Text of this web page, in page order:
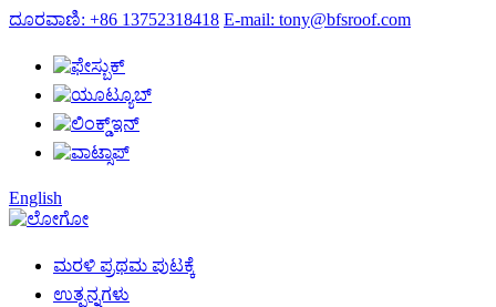
ದೂರವಾಣಿ: +86 13752318418 E-mail: tony@bfsroof.com
English
ಮರಳಿ ಪ್ರಥಮ ಪುಟಕ್ಕೆ
ಉತ್ಪನ್ನಗಳು